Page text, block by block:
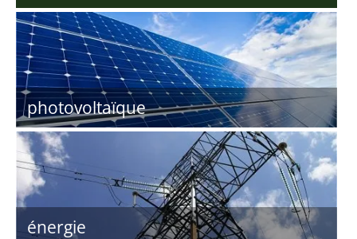
photovoltaïque
énergie